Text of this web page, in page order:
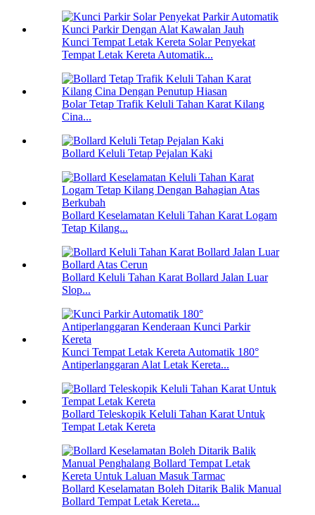
Kunci Tempat Letak Kereta Solar Penyekat
Tempat Letak Kereta Automatik...
Bolar Tetap Trafik Keluli Tahan Karat Kilang
Cina...
Bollard Keluli Tetap Pejalan Kaki
Bollard Keselamatan Keluli Tahan Karat Logam
Tetap Kilang...
Bollard Keluli Tahan Karat Bollard Jalan Luar
Slop...
Kunci Tempat Letak Kereta Automatik 180°
Antiperlanggaran Alat Letak Kereta...
Bollard Teleskopik Keluli Tahan Karat Untuk
Tempat Letak Kereta
Bollard Keselamatan Boleh Ditarik Balik Manual
Bollard Tempat Letak Kereta...